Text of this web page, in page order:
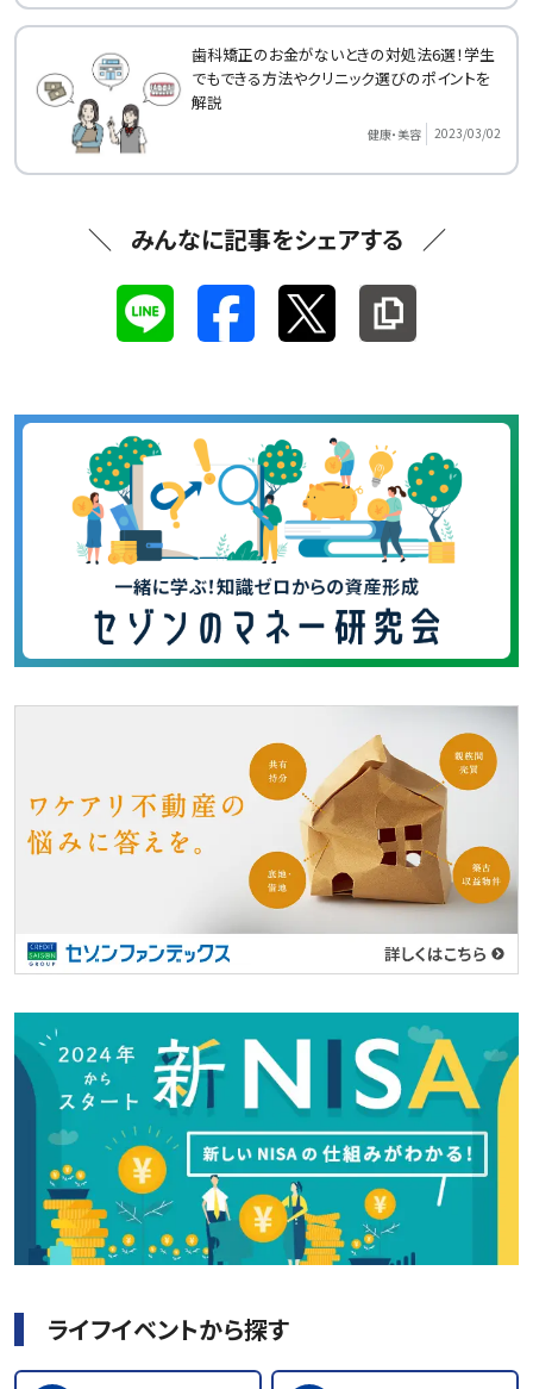
歯科矯正のお金がないときの対処法6選！学生
でもできる方法やクリニック選びのポイントを
解説
健康・美容 2023/03/02
みんなに記事をシェアする
ライフイベントから探す